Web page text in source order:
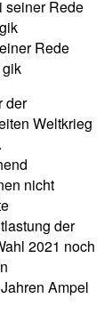
Rede
der
Weltkrieg
nicht
der
2021 noch
Ampel